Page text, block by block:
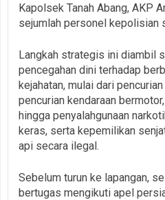
Kapolsek Tanah Abang, AKP
sejumlah personel kepolisian
Langkah strategis ini diambil
pencegahan dini terhadap
kejahatan, mulai dari
pencurian kendaraan
hingga penyalahgunaan
keras, serta kepemilikan
api secara ilegal.
Sebelum turun ke lapangan,
bertugas mengikuti apel